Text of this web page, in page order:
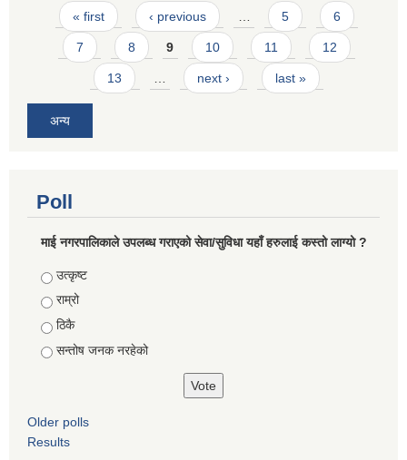
Pages
« first ‹ previous … 5 6
7 8 9 10 11 12
13 … next › last »
अन्य
Poll
माई नगरपालिकाले उपलब्ध गराएको सेवा/सुविधा यहाँ हरुलाई कस्तो लाग्यो ?
Choices
उत्कृष्ट
राम्रो
ठिकै
सन्तोष जनक नरहेको
Older polls
Results